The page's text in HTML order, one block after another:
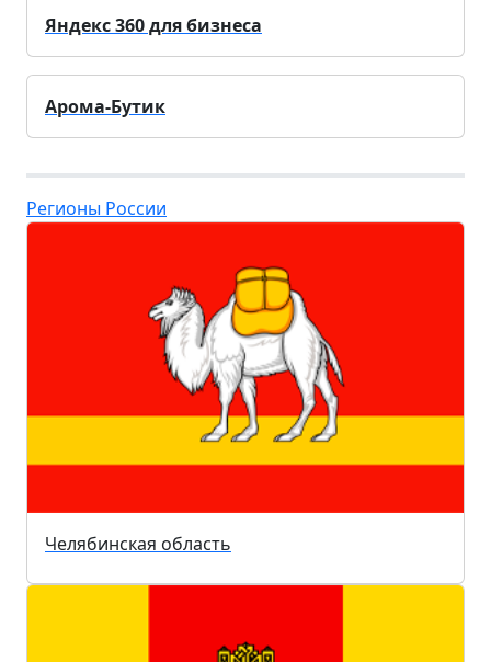
Яндекс 360 для бизнеса
Арома-Бутик
Регионы России
Челябинская область